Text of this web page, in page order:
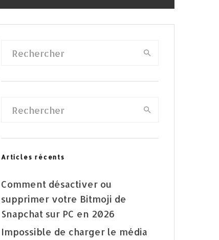
Articles récents
Comment désactiver ou
supprimer votre Bitmoji de
Snapchat sur PC en 2026
Impossible de charger le média